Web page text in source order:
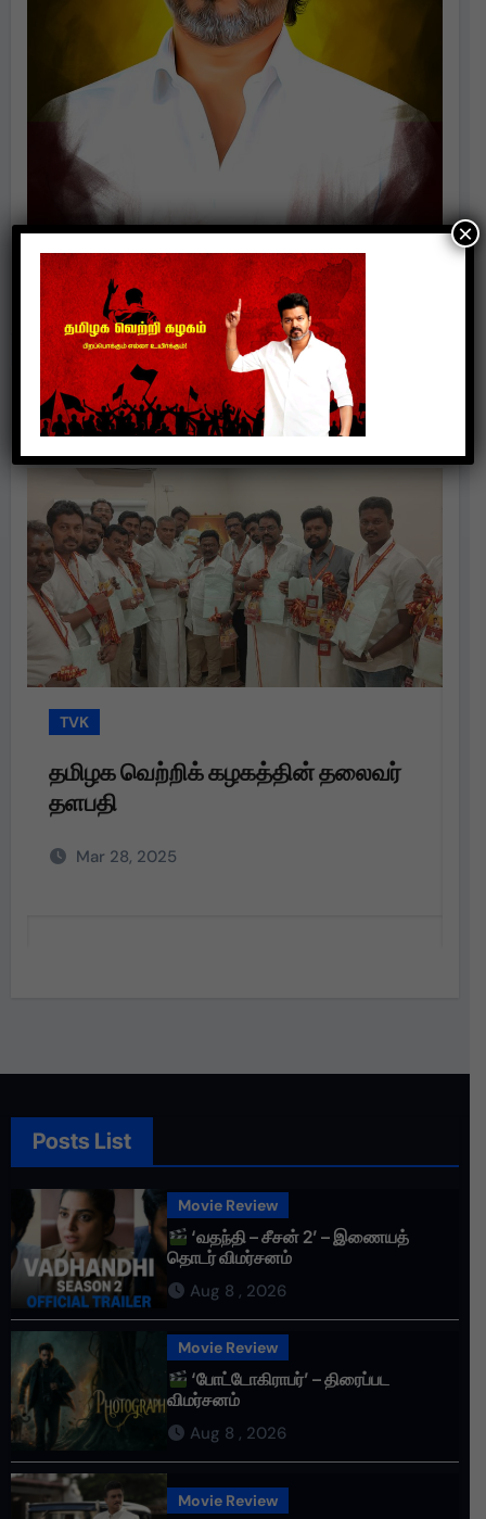
Politics
TVK
தமிழக வெற்றிக் கழகத்தின் தலைவர்
தளபதி
Mar 28, 2025
Posts List
Movie Review
‘வதந்தி – சீசன் 2’ – இணையத்
தொடர் விமர்சனம்
Aug 8 , 2026
Movie Review
‘போட்டோகிராபர்’ – திரைப்பட
விமர்சனம்
Aug 8 , 2026
Movie Review
×